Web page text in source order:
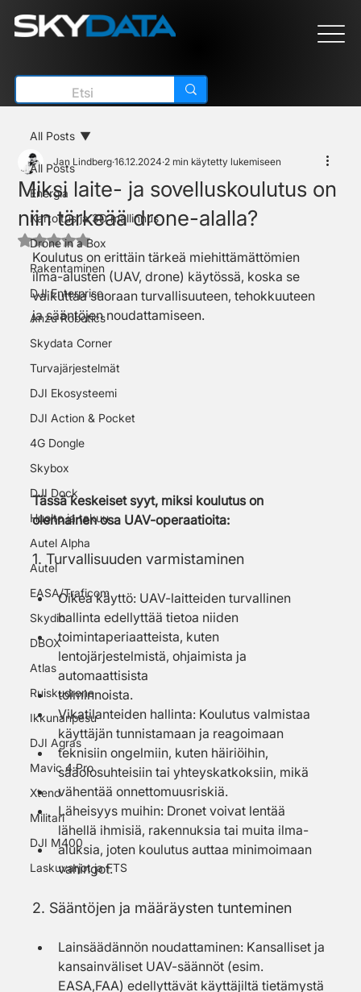
All Posts
Energia
Kartoitus ja 3D mallinnus
Drone in a Box
Rakentaminen
DJI Enterprise
Anzu Robotics
Skydata Corner
Turvajärjestelmät
DJI Ekosysteemi
DJI Action & Pocket
4G Dongle
Skybox
DJI Dock
Huolto ja takuu
Autel Alpha
Autel
EASA/Traficom
Skydio
DBOX
Atlas
Ruiskudrone
Ikkunanpesu
DJI Agras
Mavic 4 Pro
Xtend
Militari
DJI M400
Laskuvarjot ja FTS
All Posts
Miksi laite- ja sovelluskoulutus on
niin tärkeää drone-alalla?
Jan Lindberg 16.12.2024 2 min käytetty lukemiseen
Arvostelun tähtimäärä: epäluku/5
Koulutus on erittäin tärkeä miehittämättömien
ilma-alusten (UAV, drone) käytössä, koska se
vaikuttaa suoraan turvallisuuteen, tehokkuuteen
ja sääntöjen noudattamiseen.
Tässä keskeiset syyt, miksi koulutus on
olennainen osa UAV-operaatioita:
1. Turvallisuuden varmistaminen
Oikea käyttö: UAV-laitteiden turvallinen
hallinta edellyttää tietoa niiden
toimintaperiaatteista, kuten
lentojärjestelmistä, ohjaimista ja
automaattisista
toiminnoista.
Vikatilanteiden hallinta: Koulutus valmistaa
käyttäjän tunnistamaan ja reagoimaan
teknisiin ongelmiin, kuten häiriöihin,
sääolosuhteisiin tai yhteyskatkoksiin, mikä
vähentää onnettomuusriskiä.
Läheisyys muihin: Dronet voivat lentää
lähellä ihmisiä, rakennuksia tai muita ilma-
aluksia, joten koulutus auttaa minimoimaan
vahingot.
2. Sääntöjen ja määräysten tunteminen
Lainsäädännön noudattaminen: Kansalliset ja
kansainväliset UAV-säännöt (esim.
EASA,FAA) edellyttävät käyttäjiltä tietämystä